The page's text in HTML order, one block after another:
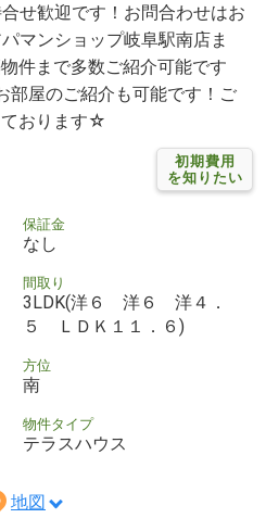
せ歓迎です！お問合わせはお
ンショップ岐阜駅南店ま
件まで多数ご紹介可能です
屋のご紹介も可能です！ご
ております☆
初期費用
を知りたい
保証金
なし
間取り
3LDK(洋６ 洋６ 洋４．
５ ＬＤＫ１１．６)
方位
南
物件タイプ
テラスハウス
地図